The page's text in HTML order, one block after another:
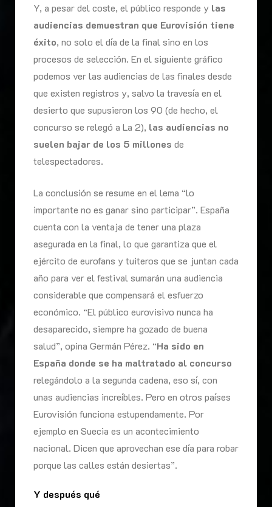
Y, a pesar del coste, el público responde y las
audiencias demuestran que Eurovisión tiene
éxito, no solo el día de la final sino en los
procesos de selección. En el siguiente gráfico
podemos ver las audiencias de las finales desde
que existen registros y, salvo la travesía en el
desierto que supusieron los 90 (de hecho, el
concurso se relegó a La 2), las audiencias no
suelen bajar de los 5 millones de
telespectadores.
La conclusión se resume en el lema “lo
importante no es ganar sino participar”. España
cuenta con la ventaja de tener una plaza
asegurada en la final, lo que garantiza que el
ejército de eurofans y tuiteros que se juntan cada
año para ver el festival sumarán una audiencia
considerable que compensará el esfuerzo
económico. “El público eurovisivo nunca ha
desaparecido, siempre ha gozado de buena
salud”, opina Germán Pérez. “Ha sido en
España donde se ha maltratado al concurso
relegándolo a la segunda cadena, eso sí, con
unas audiencias increíbles. Pero en otros países
Eurovisión funciona estupendamente. Por
ejemplo en Suecia es un acontecimiento
nacional. Dicen que aprovechan ese día para robar
porque las calles están desiertas”.
Y después qué